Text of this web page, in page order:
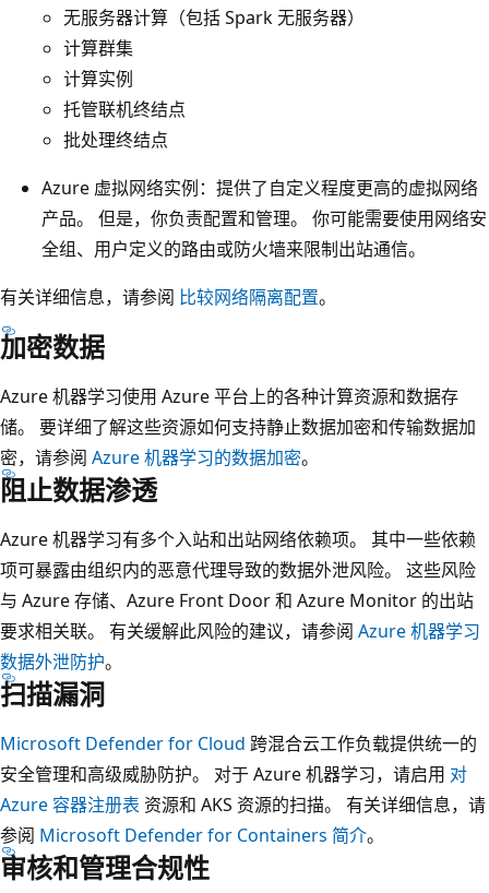
无服务器计算（包括 Spark 无服务器）
计算群集
计算实例
托管联机终结点
批处理终结点
Azure 虚拟网络实例：提供了自定义程度更高的虚拟网络
产品。
但是，你负责配置和管理。 你可能需要使用网络安
全组、用户定义的路由或防火墙来限制出站通信。
有关详细信息，请参阅 比较网络隔离配置。
加密数据
Azure 机器学习使用 Azure 平台上的各种计算资源和数据存
储。 要详细了解这些资源如何支持静止数据加密和传输数据加
密，请参阅 Azure 机器学习的数据加密。
阻止数据渗透
Azure 机器学习有多个入站和出站网络依赖项。 其中一些依赖
项可暴露由组织内的恶意代理导致的数据外泄风险。 这些风险
与 Azure 存储、Azure Front Door 和 Azure Monitor 的出站
要求相关联。 有关缓解此风险的建议，请参阅 Azure 机器学习
数据外泄防护。
扫描漏洞
Microsoft Defender for Cloud 跨混合云工作负载提供统一的
安全管理和高级威胁防护。 对于 Azure 机器学习，请启用 对
Azure 容器注册表 资源和 AKS 资源的扫描。 有关详细信息，请
参阅 Microsoft Defender for Containers 简介。
审核和管理合规性